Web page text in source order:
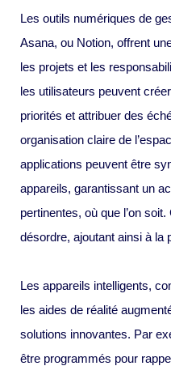
Les outils numériques de
Asana, ou Notion, offrent
les projets et les
les utilisateurs peuvent
priorités et attribuer des
organisation claire de
applications peuvent être
appareils, garantissant un
pertinentes, où que l’on
désordre, ajoutant ainsi à la
Les appareils intelligents,
les aides de réalité
solutions innovantes. Par
être programmés pour